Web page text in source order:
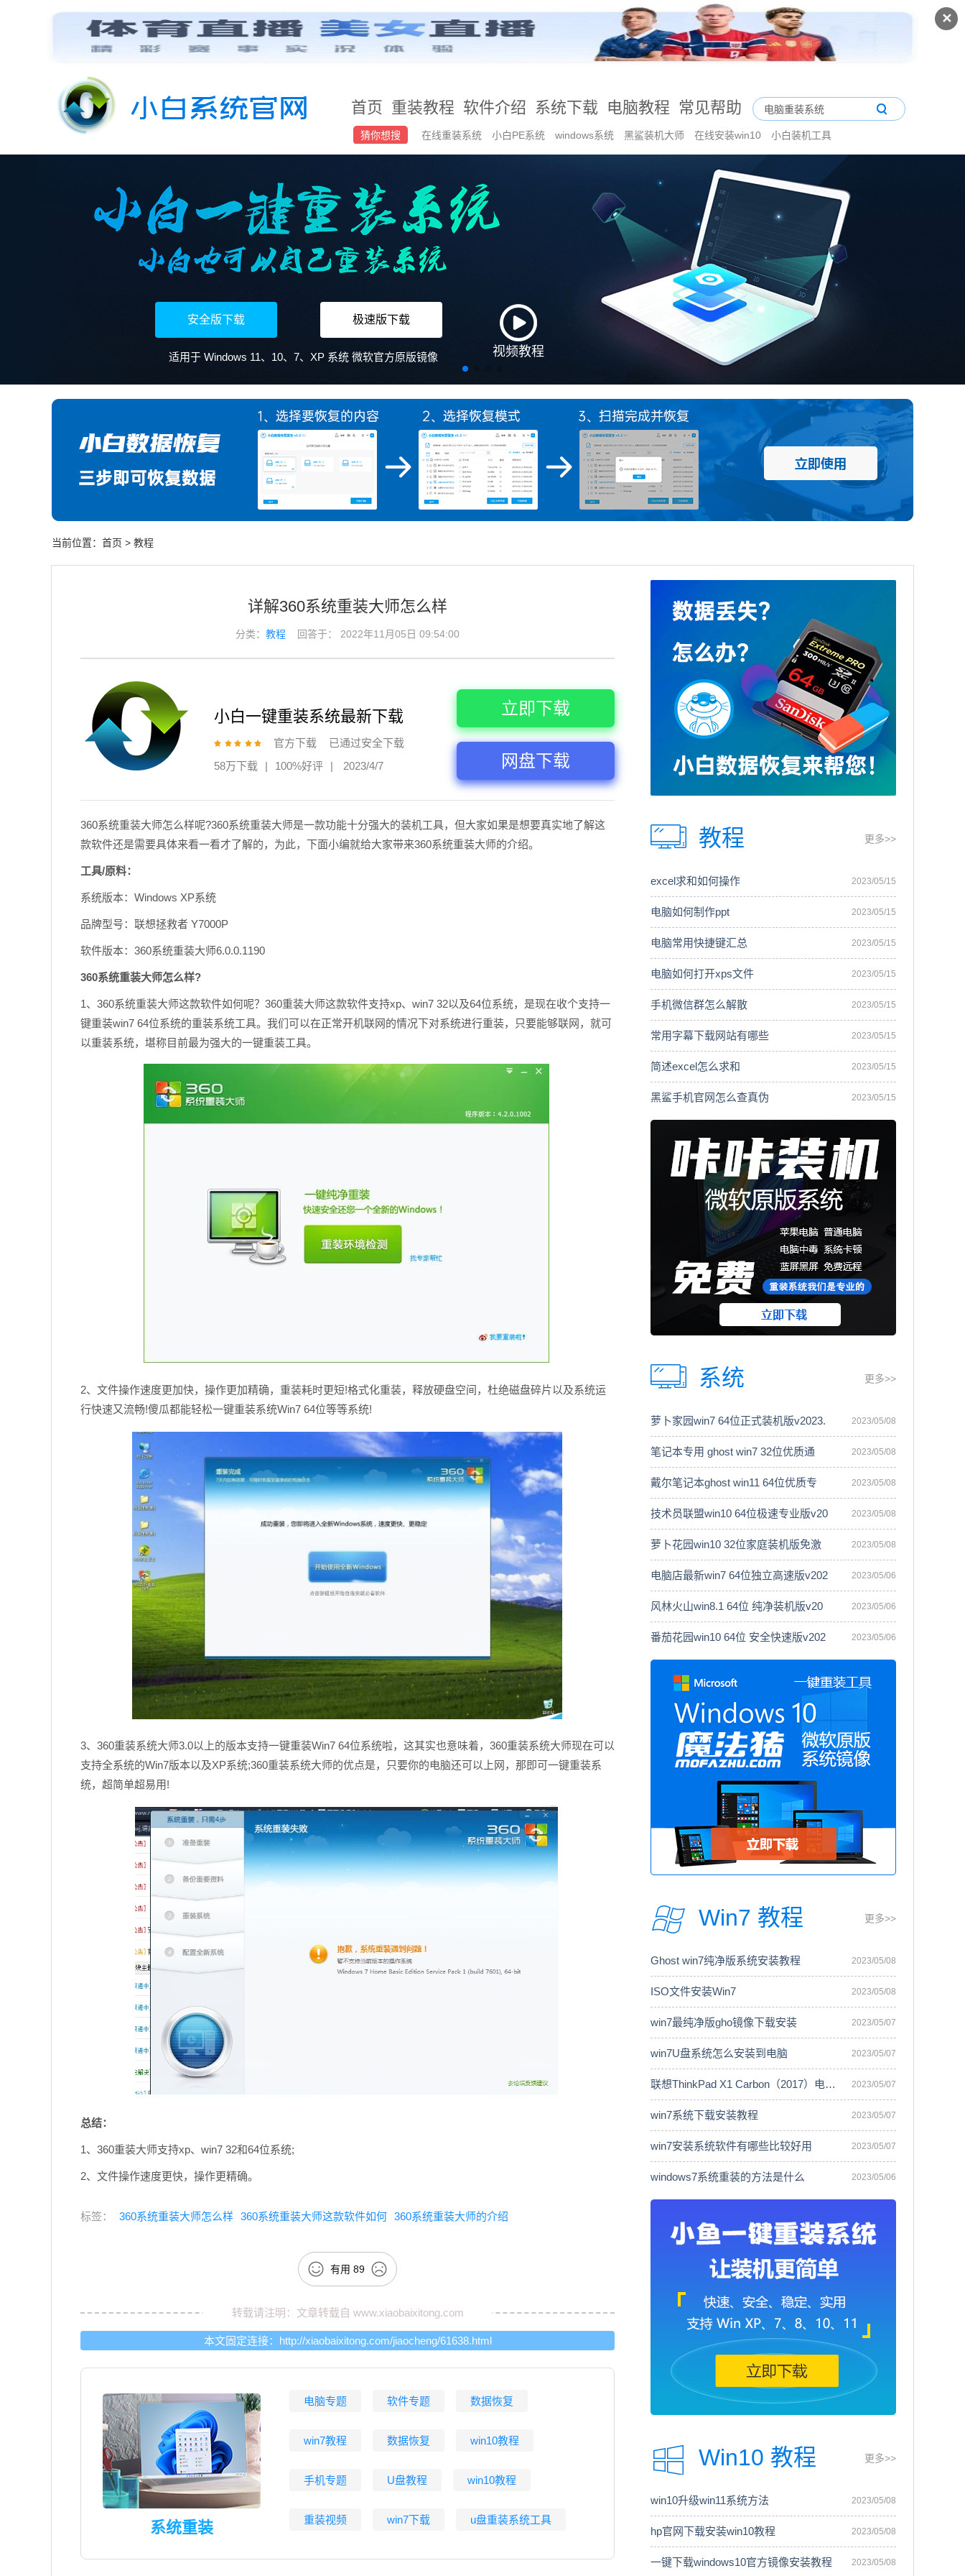
✕
首页 重装教程 软件介绍 系统下载 电脑教程 常见帮助
猜你想搜 在线重装系统 小白PE系统 windows系统 黑鲨装机大师 在线安装win10 小白装机工具
安全版下载 极速版下载
适用于 Windows 11、10、7、XP 系统 微软官方原版镜像 视频教程
当前位置： 首页 > 教程
详解360系统重装大师怎么样
分类：教程 回答于： 2022年11月05日 09:54:00
小白一键重装系统最新下载
官方下载
已通过安全下载
58万下载
| 100%好评 | 2023/4/7
立即下载
网盘下载
360系统重装大师怎么样呢?360系统重装大师是一款功能十分强大的装机工具，但大家如果是想要真实地了解这
款软件还是需要具体来看一看才了解的，为此，下面小编就给大家带来360系统重装大师的介绍。
工具/原料：
系统版本：Windows XP系统
品牌型号：联想拯救者 Y7000P
软件版本：360系统重装大师6.0.0.1190
360系统重装大师怎么样?
1、360系统重装大师这款软件如何呢？360重装大师这款软件支持xp、win7 32以及64位系统，是现在收个支持一
键重装win7 64位系统的重装系统工具。我们可以在正常开机联网的情况下对系统进行重装，只要能够联网，就可
以重装系统，堪称目前最为强大的一键重装工具。
2、文件操作速度更加快，操作更加精确，重装耗时更短!格式化重装，释放硬盘空间，杜绝磁盘碎片以及系统运
行快速又流畅!傻瓜都能轻松一键重装系统Win7 64位等等系统!
3、360重装系统大师3.0以上的版本支持一键重装Win7 64位系统啦，这其实也意味着，360重装系统大师现在可以
支持全系统的Win7版本以及XP系统;360重装系统大师的优点是，只要你的电脑还可以上网，那即可一键重装系
统，超简单超易用!
总结：
1、360重装大师支持xp、win7 32和64位系统;
2、文件操作速度更快，操作更精确。
标签： 360系统重装大师怎么样 360系统重装大师这款软件如何 360系统重装大师的介绍
有用 89
转载请注明：文章转载自 www.xiaobaixitong.com
本文固定连接： http://xiaobaixitong.com/jiaocheng/61638.html
系统重装
电脑专题 软件专题 数据恢复
win7教程 数据恢复 win10教程
手机专题 U盘教程 win10教程
重装视频 win7下载 u盘重装系统工具
教程 更多>>
excel求和如何操作 2023/05/15
电脑如何制作ppt 2023/05/15
电脑常用快捷键汇总 2023/05/15
电脑如何打开xps文件 2023/05/15
手机微信群怎么解散 2023/05/15
常用字幕下载网站有哪些 2023/05/15
简述excel怎么求和 2023/05/15
黑鲨手机官网怎么查真伪 2023/05/15
系统 更多>>
萝卜家园win7 64位正式装机版v2023. 2023/05/08
笔记本专用 ghost win7 32位优质通 2023/05/08
戴尔笔记本ghost win11 64位优质专 2023/05/08
技术员联盟win10 64位极速专业版v20 2023/05/08
萝卜花园win10 32位家庭装机版免激 2023/05/08
电脑店最新win7 64位独立高速版v202 2023/05/06
风林火山win8.1 64位 纯净装机版v20 2023/05/06
番茄花园win10 64位 安全快速版v202 2023/05/06
Win7 教程 更多>>
Ghost win7纯净版系统安装教程 2023/05/08
ISO文件安装Win7 2023/05/08
win7最纯净版gho镜像下载安装 2023/05/07
win7U盘系统怎么安装到电脑 2023/05/07
联想ThinkPad X1 Carbon（2017）电脑安 2023/05/07
win7系统下载安装教程 2023/05/07
win7安装系统软件有哪些比较好用 2023/05/07
windows7系统重装的方法是什么 2023/05/06
Win10 教程 更多>>
win10升级win11系统方法 2023/05/08
hp官网下载安装win10教程 2023/05/08
一键下载windows10官方镜像安装教程 2023/05/08